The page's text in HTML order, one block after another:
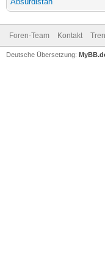
Foren-Team Kontakt
Deutsche Übersetzung: